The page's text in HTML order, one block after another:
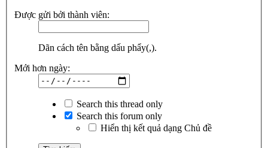
Được gửi bởi thành viên:
Dãn cách tên bằng dấu phẩy(,).
Mới hơn ngày:
Search this thread only
Search this forum only
Hiển thị kết quả dạng Chủ đề